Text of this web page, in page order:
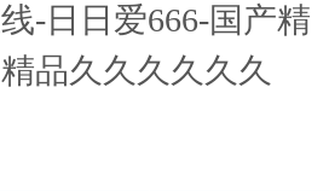
-日日爱666-国产精
品久久久久久久